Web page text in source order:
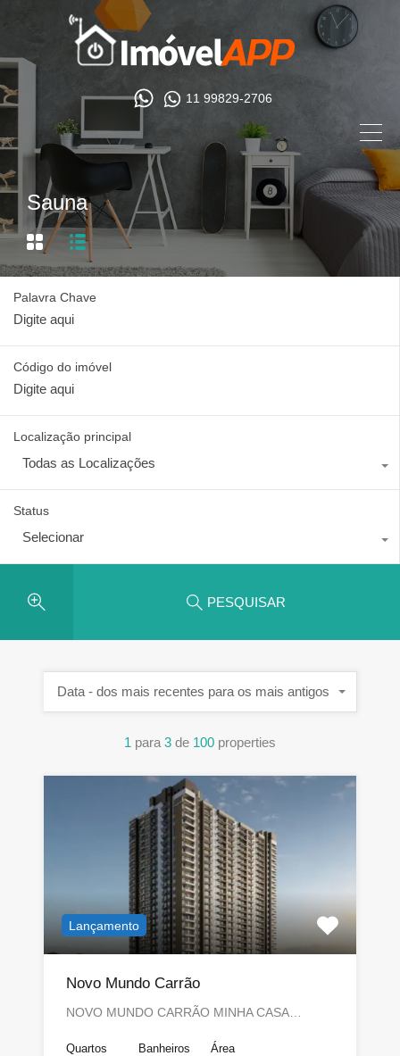
11 99829-2706
Sauna
Palavra Chave
Código do imóvel
Localização principal
Todas as Localizações
Status
Selecionar
PESQUISAR
1 para 3 de 100 properties
Data - dos mais recentes para os mais antigos
Lançamento
Novo Mundo Carrão
NOVO MUNDO CARRÃO MINHA CASA…
Quartos Banheiros Área